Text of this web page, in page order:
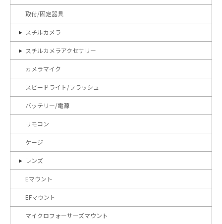
取付/固定器具
スチルカメラ
スチルカメラアクセサリー
カメラマイク
スピードライト/フラッシュ
バッテリー/電源
リモコン
ケージ
レンズ
Eマウント
EFマウント
マイクロフォーサーズマウント